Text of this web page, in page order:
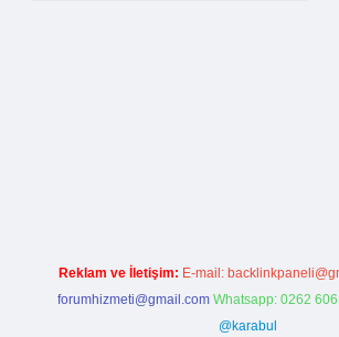
Reklam ve İletişim: E-mail:
forumhizmeti@gmail.com Whatsapp: 0262
@karabul